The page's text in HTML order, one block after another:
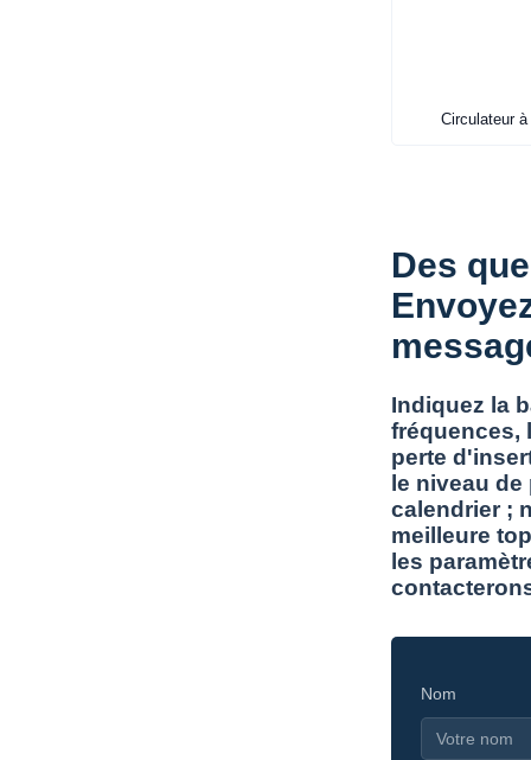
Circulateur à
Des
Indiquez la
fréquences,
perte
le niveau
calendrier ;
meilleure
les
Nom